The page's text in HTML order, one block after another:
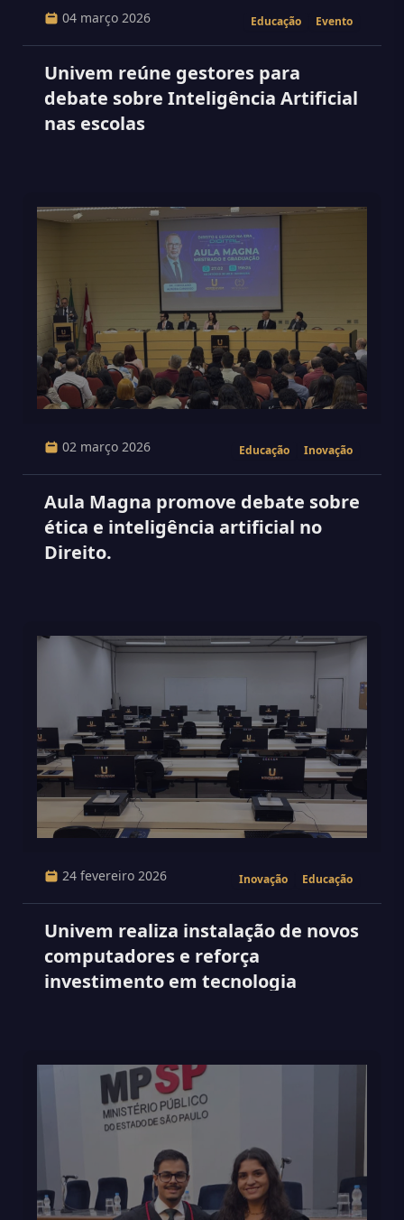
04 março 2026 Educação Evento
Univem reúne gestores para
debate sobre Inteligência Artificial
nas escolas
02 março 2026 Educação Inovação
Aula Magna promove debate sobre
ética e inteligência artificial no
Direito.
24 fevereiro 2026 Inovação Educação
Univem realiza instalação de novos
computadores e reforça
investimento em tecnologia